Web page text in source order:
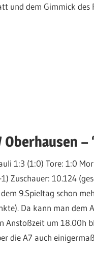
und dem Gimmick des
1:3 (1:0) Tore: 1:0
Zuschauer: 10.124
9.Spieltag schon
Da kann man
Anstoßzeit um 18.00h
die A7 auch